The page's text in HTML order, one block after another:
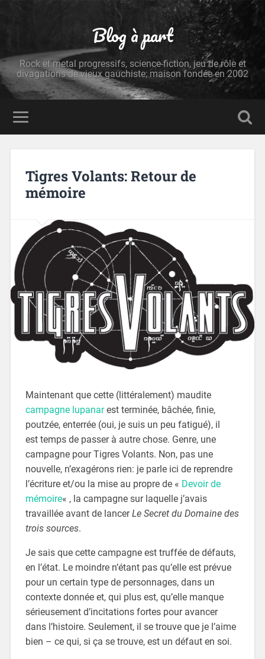
Blog à part
Rock et metal progressifs, science-fiction, jeu de rôle et
divagations de vieux gauchiste; maison fondée en 2002
Tigres Volants: Retour de
mémoire
Maintenant que cette (littéralement) maudite
campagne lupanarest terminée, bâchée, finie,
poutzée, enterrée (oui, je suis un peu fatigué), il
est temps de passer à autre chose. Genre, une
campagne pour Tigres Volants. Non, pas une
nouvelle, n’exagérons rien: je parle ici de reprendre
l’écriture et/ou la mise au propre de « Devoir de
mémoire« , la campagne sur laquelle j’avais
travaillée avant de lancerLe Secret du Domaine des
trois sources.
Je sais que cette campagne est truffée de défauts,
en l’état. Le moindre n’étant pas qu’elle est prévue
pour un certain type de personnages, dans un
contexte donnée et, qui plus est, qu’elle manque
sérieusement d’incitations fortes pour avancer
dans l’histoire. Seulement, il se trouve que je l’aime
bien – ce qui, si ça se trouve, est un défaut en soi.